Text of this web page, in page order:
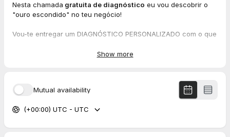
Nesta chamada gratuita de diagnóstico eu vou descobrir o
"ouro escondido" no teu negócio!
Vou-te entregar um DIAGNÓSTICO PERSONALIZADO com o que
Show more
Mutual availability
(+00:00) UTC - UTC